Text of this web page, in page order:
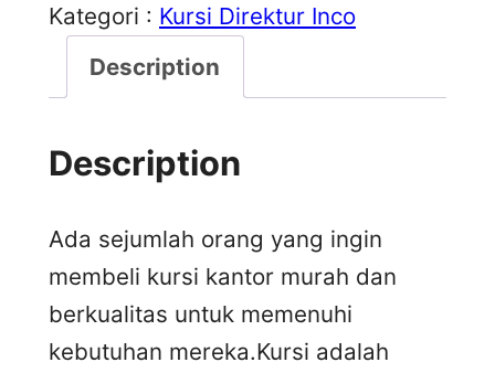
Kategori : Kursi Direktur Inco
Description
Description
Ada sejumlah orang yang ingin
membeli kursi kantor murah dan
berkualitas untuk memenuhi
kebutuhan mereka.Kursi adalah